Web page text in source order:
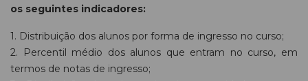
os seguintes indicadores:
1. Distribuição dos alunos por forma de ingresso no curso;
2. Percentil médio dos alunos que entram no curso, em
termos de notas de ingresso;